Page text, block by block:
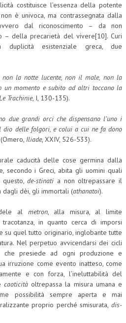
costituisce l’essenza della potente
è univoca, ma contrassegnata dalla
dal riconoscimento – da non
– della precarietà del vivere[10]. Curi
esistenziale greca, due
la notte lucente, non il male, non la
un momento e subito ad altri toccano la
Trachinie, I, 130-135).
due grandi orci che dispensano l’uno i
delle folgori, e colui a cui ne fa dono
Iliade, XXIV, 526-533).
caducità delle cose germina dalla
secondo i Greci, abita gli uomini quali
questo,de-stinati a non oltrepassare il
dagli dèi, gli immortali (athanatoi).
al metron, alla misura, al limite
tracotanza, in quanto cerca di imporsi
su quel tutto originario, inglobante tutte
Nel perpetuo avvicendarsi dei cicli
che presiede ad ogni produzione e
irruzione come evento inatteso, come
e con forza, l’ineluttabilità del
caoticitàoltrepassa la misura umana e
possibilità sempre aperta e mai
proprio perché smisurata, dis-